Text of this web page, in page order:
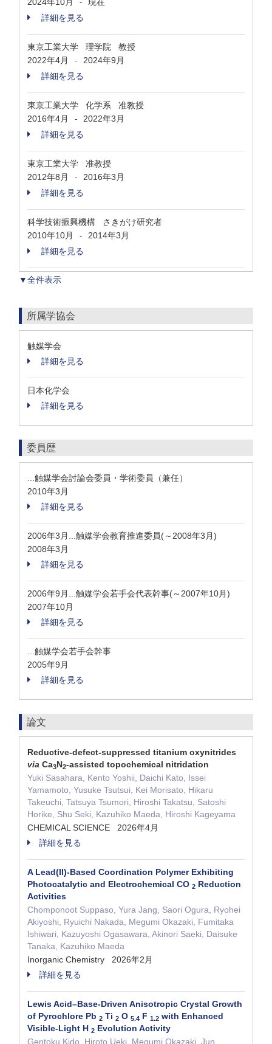
-
詳細を見る
東京工業大学 理学院 教授
2022年4月
-
2024年9月
詳細を見る
東京工業大学 化学系 准教授
2016年4月
-
2022年3月
詳細を見る
東京工業大学 准教授
2012年8月
-
2016年3月
詳細を見る
科学技術振興機構 さきがけ研究者
2010年10月
-
2014年3月
詳細を見る
▼全件表示
所属学協会
触媒学会
詳細を見る
日本化学会
詳細を見る
委員歴
...触媒学会討論会委員・学術委員（兼任）
2010年3月
詳細を見る
2006年3月...触媒学会教育推進委員(～2008年3月)
2008年3月
詳細を見る
2006年9月...触媒学会若手会代表幹事(～2007年10月)
2007年10月
詳細を見る
...触媒学会若手会幹事
2005年9月
詳細を見る
論文
Reductive-defect-suppressed titanium oxynitrides
via Ca3N2-assisted topochemical nitridation
Yuki Sasahara, Kento Yoshii, Daichi Kato, Issei
Yamamoto, Yusuke Tsutsui, Kei Morisato, Hikaru
Takeuchi, Tatsuya Tsumori, Hiroshi Takatsu, Satoshi
Horike, Shu Seki, Kazuhiko Maeda, Hiroshi Kageyama
CHEMICAL SCIENCE 2026年4月
詳細を見る
A Lead(II)-Based Coordination Polymer Exhibiting
Photocatalytic and Electrochemical CO 2 Reduction
Activities
Chomponoot Suppaso, Yura Jang, Saori Ogura, Ryohei
Akiyoshi, Ryuichi Nakada, Megumi Okazaki, Fumitaka
Ishiwari, Kazuyoshi Ogasawara, Akinori Saeki, Daisuke
Tanaka, Kazuhiko Maeda
Inorganic Chemistry 2026年2月
詳細を見る
Lewis Acid–Base-Driven Anisotropic Crystal Growth
of Pyrochlore Pb 2 Ti 2 O 5.4 F 1.2 with Enhanced
Visible-Light H 2 Evolution Activity
Gentoku Kido, Hiroto Ueki, Megumi Okazaki, Jun